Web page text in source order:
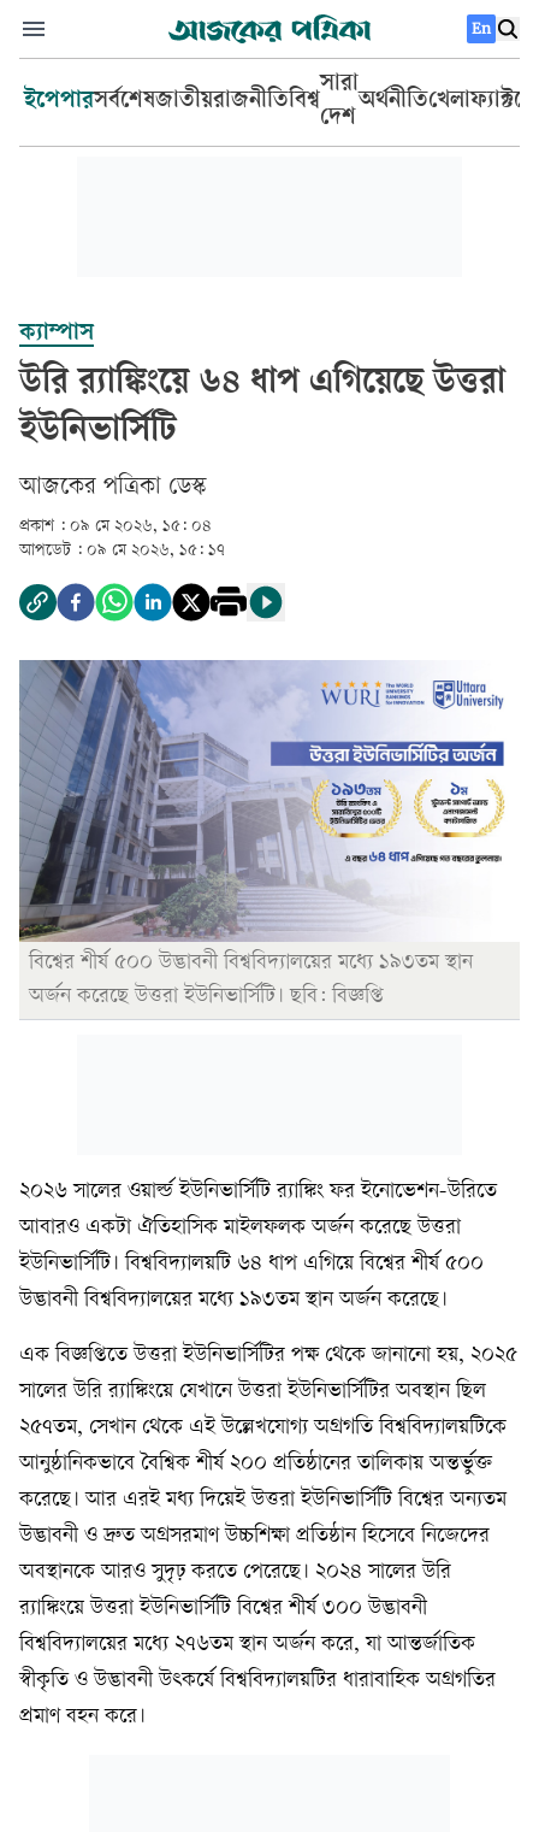
En
ইপেপারসর্বশেষজাতীয়রাজনীতিবিশ্ব
সারা
দেশ
অর্থনীতিখেলা
ক্যাম্পাস
উরি র‍্যাঙ্কিংয়ে ৬৪ ধাপ এগিয়েছে উত্তরা
ইউনিভার্সিটি
আজকের পত্রিকা ডেস্ক­
প্রকাশ : ০৯ মে ২০২৬, ১৫: ০৪
আপডেট : ০৯ মে ২০২৬, ১৫: ১৭
বিশ্বের শীর্ষ ৫০০ উদ্ভাবনী বিশ্ববিদ্যালয়ের মধ্যে ১৯৩তম স্থান
অর্জন করেছে উত্তরা ইউনিভার্সিটি। ছবি: বিজ্ঞপ্তি
২০২৬ সালের ওয়ার্ল্ড ইউনিভার্সিটি র‍্যাঙ্কিং ফর ইনোভেশন-উরিতে
আবারও একটা ঐতিহাসিক মাইলফলক অর্জন করেছে উত্তরা
ইউনিভার্সিটি। বিশ্ববিদ্যালয়টি ৬৪ ধাপ এগিয়ে বিশ্বের শীর্ষ ৫০০
উদ্ভাবনী বিশ্ববিদ্যালয়ের মধ্যে ১৯৩তম স্থান অর্জন করেছে।
এক বিজ্ঞপ্তিতে উত্তরা ইউনিভার্সিটির পক্ষ থেকে জানানো হয়, ২০২৫
সালের উরি র‍্যাঙ্কিংয়ে যেখানে উত্তরা ইউনিভার্সিটির অবস্থান ছিল
২৫৭তম, সেখান থেকে এই উল্লেখযোগ্য অগ্রগতি বিশ্ববিদ্যালয়টিকে
আনুষ্ঠানিকভাবে বৈশ্বিক শীর্ষ ২০০ প্রতিষ্ঠানের তালিকায় অন্তর্ভুক্ত
করেছে। আর এরই মধ্য দিয়েই উত্তরা ইউনিভার্সিটি বিশ্বের অন্যতম
উদ্ভাবনী ও দ্রুত অগ্রসরমাণ উচ্চশিক্ষা প্রতিষ্ঠান হিসেবে নিজেদের
অবস্থানকে আরও সুদৃঢ় করতে পেরেছে। ২০২৪ সালের উরি
র‍্যাঙ্কিংয়ে উত্তরা ইউনিভার্সিটি বিশ্বের শীর্ষ ৩০০ উদ্ভাবনী
বিশ্ববিদ্যালয়ের মধ্যে ২৭৬তম স্থান অর্জন করে, যা আন্তর্জাতিক
স্বীকৃতি ও উদ্ভাবনী উৎকর্ষে বিশ্ববিদ্যালয়টির ধারাবাহিক অগ্রগতির
প্রমাণ বহন করে।